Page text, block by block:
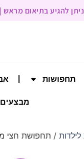
ניתן להגיע בתיאום מראש | בשעות הפעילות 9:00 עד 20:00 ניתן
תחפושות
/ תחפושת חצי